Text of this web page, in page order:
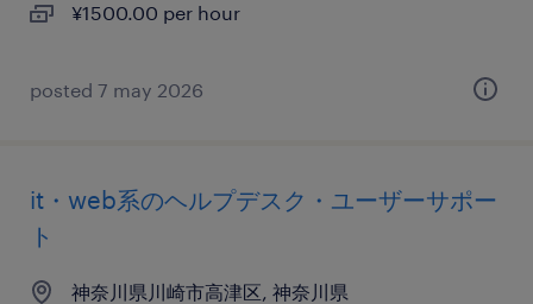
¥1500.00 per hour
posted 7 may 2026
it・web系のヘルプデスク・ユーザーサポー
ト
神奈川県川崎市高津区, 神奈川県